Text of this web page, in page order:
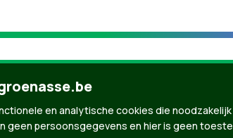
en analytische cookies die
geen persoonsgegevens en hier is geen